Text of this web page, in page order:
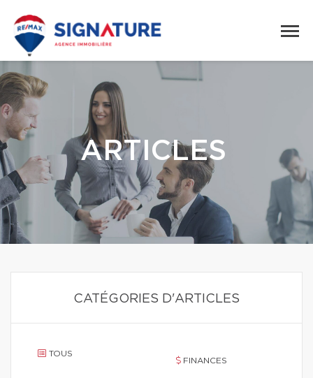
ARTICLES
CATÉGORIES D'ARTICLES
TOUS
FINANCES